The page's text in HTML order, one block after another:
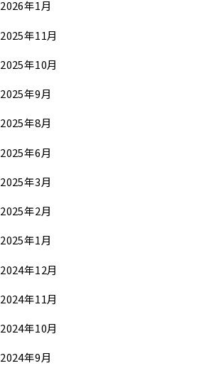
2026年1月
2025年11月
2025年10月
2025年9月
2025年8月
2025年6月
2025年3月
2025年2月
2025年1月
2024年12月
2024年11月
2024年10月
2024年9月